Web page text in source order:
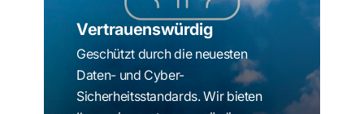
Vertrauenswürdig
Geschützt durch die neuesten
Daten- und Cyber-
Sicherheitsstandards. Wir bieten